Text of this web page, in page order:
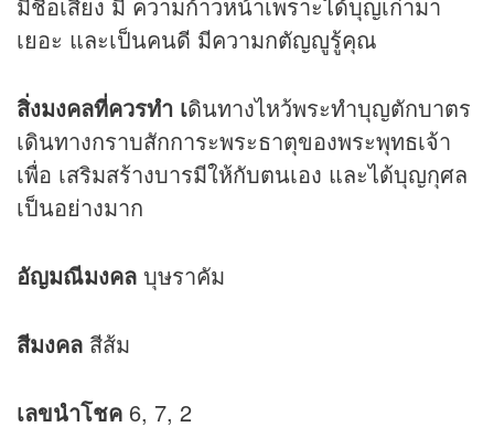
เยอะ และเป็นคนดี มีความกตัญญูรู้คุณ
สิ่งมงคลที่ควรทำ เดินทางไหว้พระทำบุญตักบาตร
เดินทางกราบสักการะพระธาตุของพระพุทธเจ้า
เพื่อ เสริมสร้างบารมีให้กับตนเอง และได้บุญกุศล
เป็นอย่างมาก
อัญมณีมงคล บุษราคัม
สีมงคล สีส้ม
เลขนำโชค 6, 7, 2